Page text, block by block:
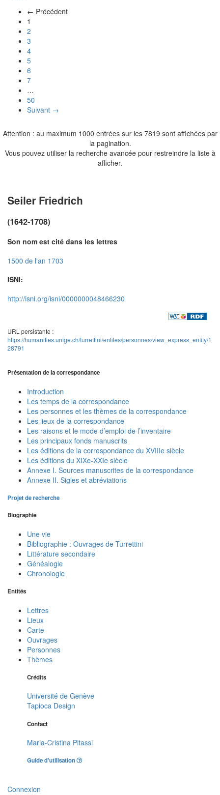
← Précédent
1
2
3
4
5
6
7
…
50
Suivant →
Attention : au maximum 1000 entrées sur les 7819 sont affichées par
la pagination.
Vous pouvez utiliser la recherche avancée pour restreindre la liste à
afficher.
Seiler Friedrich
(1642-1708)
Son nom est cité dans les lettres
1500 de l'an 1703
ISNI:
http://isni.org/isni/0000000048466230
URL persistante :
https://humanities.unige.ch/turrettini/entites/personnes/view_express_entity/1
28791
Présentation de la correspondance
Introduction
Les temps de la correspondance
Les personnes et les thèmes de la correspondance
Les lieux de la correspondance
Les raisons et le mode d’emploi de l’inventaire
Les principaux fonds manuscrits
Les éditions de la correspondance du XVIIIe siècle
Les éditions du XIXe-XXIe siècle
Annexe I. Sources manuscrites de la correspondance
Annexe II. Sigles et abréviations
Projet de recherche
Biographie
Une vie
Bibliographie : Ouvrages de Turrettini
Littérature secondaire
Généalogie
Chronologie
Entités
Lettres
Lieux
Carte
Ouvrages
Personnes
Thèmes
Crédits
Université de Genève
Tapioca Design
Contact
Maria-Cristina Pitassi
Guide d'utilisation
Connexion